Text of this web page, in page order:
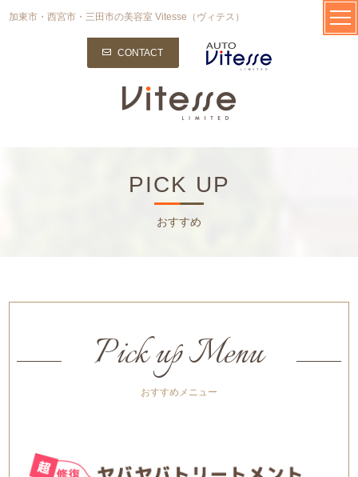
加東市・西宮市・三田市の美容室 Vitesse（ヴィテス）
CONTACT
PICK UP
おすすめ
Pick up Menu
おすすめメニュー